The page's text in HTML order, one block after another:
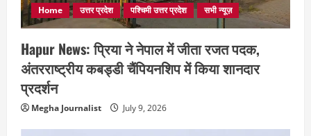
Home उत्तर प्रदेश पश्चिमी उत्तर प्रदेश सभी न्यूज़
Hapur News: प्रिया ने नेपाल में जीता रजत पदक,
अंतरराष्ट्रीय कबड्डी चैंपियनशिप में किया शानदार
प्रदर्शन
Megha Journalist July 9, 2026